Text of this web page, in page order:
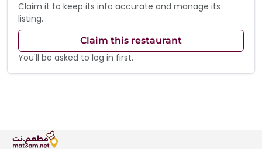
Claim it to keep its info accurate and manage its
listing.
Claim this restaurant
You'll be asked to log in first.